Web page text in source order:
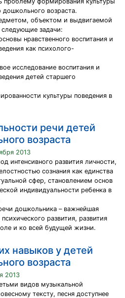
дошкольного возраста.
объектом и выдвигаемой
задачи:
нравственного воспитания и
как психолого-
исследование воспитания и
детей старшего
культуры поведения в
речи детей
возраста
2013
интенсивного развития личности,
сознания как единства
сфер, становлением основ
индивидуальности ребенка в
дошкольника – важнейшая
развития, развития
и ко всей будущей жизни.
навыков у детей
возраста
2013
видов музыкальной
тексту, песня доступнее